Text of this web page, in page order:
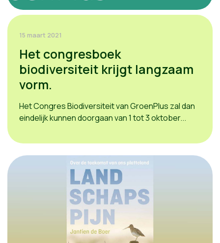
15 maart 2021
Het congresboek
biodiversiteit krijgt langzaam
vorm.
Het Congres Biodiversiteit van GroenPlus zal dan
eindelijk kunnen doorgaan van 1 tot 3 oktober...